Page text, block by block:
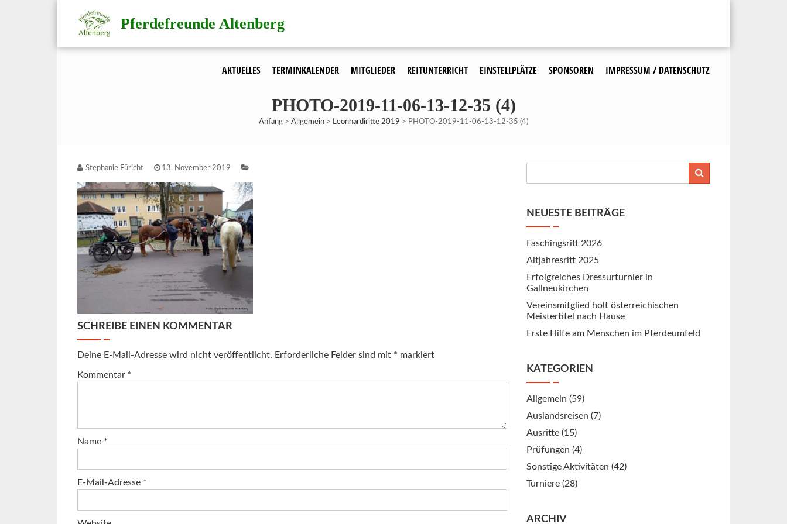
Pferdefreunde Altenberg
AKTUELLES TERMINKALENDER MITGLIEDER REITUNTERRICHT EINSTELLPLÄTZE SPONSOREN IMPRESSUM / DATENSCHUTZ
PHOTO-2019-11-06-13-12-35 (4)
Anfang > Allgemein > Leonhardiritte 2019 > PHOTO-2019-11-06-13-12-35 (4)
Stephanie Füricht 13. November 2019
SCHREIBE EINEN KOMMENTAR
Deine E-Mail-Adresse wird nicht veröffentlicht. Erforderliche Felder sind mit * markiert
Kommentar *
Name *
E-Mail-Adresse *
NEUESTE BEITRÄGE
Faschingsritt 2026
Altjahresritt 2025
Erfolgreiches Dressurturnier in
Gallneukirchen
Vereinsmitglied holt österreichischen
Meistertitel nach Hause
Erste Hilfe am Menschen im Pferdeumfeld
KATEGORIEN
Allgemein (59)
Auslandsreisen (7)
Ausritte(15)
Prüfungen (4)
Sonstige Aktivitäten (42)
Turniere(28)
ARCHIV